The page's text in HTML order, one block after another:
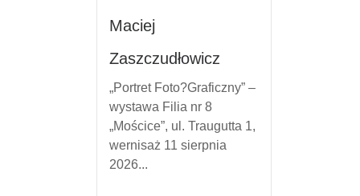
Maciej
Zaszczudłowicz
„Portret Foto?Graficzny” –
wystawa Filia nr 8
„Mościce”, ul. Traugutta 1,
wernisaż 11 sierpnia
2026...